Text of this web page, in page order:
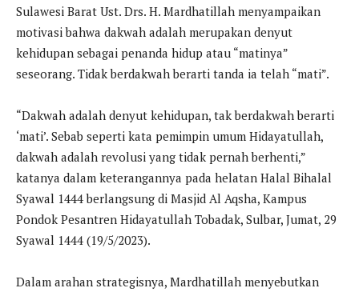
Sulawesi Barat Ust. Drs. H. Mardhatillah menyampaikan
motivasi bahwa dakwah adalah merupakan denyut
kehidupan sebagai penanda hidup atau “matinya”
seseorang. Tidak berdakwah berarti tanda ia telah “mati”.
“Dakwah adalah denyut kehidupan, tak berdakwah berarti
‘mati’. Sebab seperti kata pemimpin umum Hidayatullah,
dakwah adalah revolusi yang tidak pernah berhenti,”
katanya dalam keterangannya pada helatan Halal Bihalal
Syawal 1444 berlangsung di Masjid Al Aqsha, Kampus
Pondok Pesantren Hidayatullah Tobadak, Sulbar, Jumat, 29
Syawal 1444 (19/5/2023).
Dalam arahan strategisnya, Mardhatillah menyebutkan